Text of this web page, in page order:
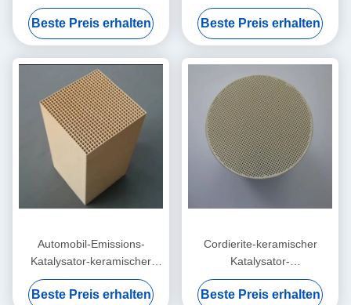
Bienenwaben-Katalysator-
keramische ovale Rennbahn
Beste Preis erhalten
Reinigungs-Katalysatoren
Cpsi keramische
Beste Preis erhalten
Automobil-Emissions-
Katalysator-keramischer
Bienenwaben-Filter-ovales
Kugel-Quadrat ISO14001
Beste Preis erhalten
Cordierite-keramischer
Katalysator-
Fördermaschinen-
Bienenwaben-Struktur-Auto-
Beste Preis erhalten